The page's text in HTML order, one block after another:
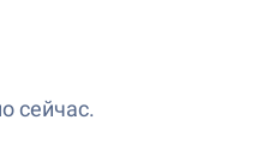
сейчас.